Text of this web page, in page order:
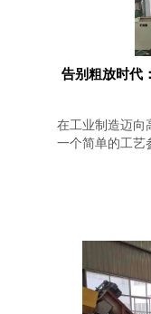
告别粗放时代
在工业制造迈向
一个简单的工艺